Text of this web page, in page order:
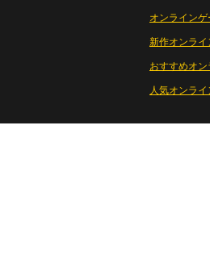
オンライン
新作オンライ
おすすめオ
人気オンラ